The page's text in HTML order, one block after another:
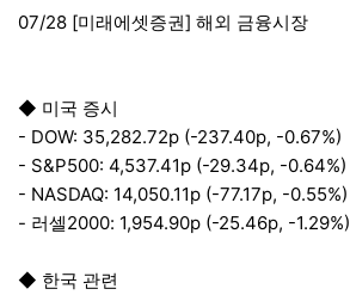
본문
07/28 [미래에셋증권] 해외 금융시장
◆ 미국 증시
- DOW: 35,282.72p (-237.40p, -0.67%)
- S&P500: 4,537.41p (-29.34p, -0.64%)
- NASDAQ: 14,050.11p (-77.17p, -0.55%)
- 러셀2000: 1,954.90p (-25.46p, -1.29%)
◆ 한국 관련